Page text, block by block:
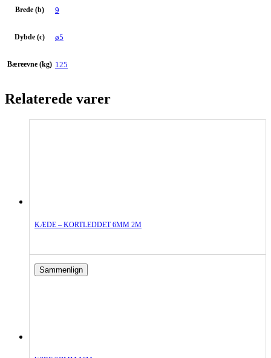
Brede (b) 9
Dybde (c) ø5
Bæreevne (kg) 125
Relaterede varer
KÆDE – KORTLEDDET 6MM 2M
Sammenlign